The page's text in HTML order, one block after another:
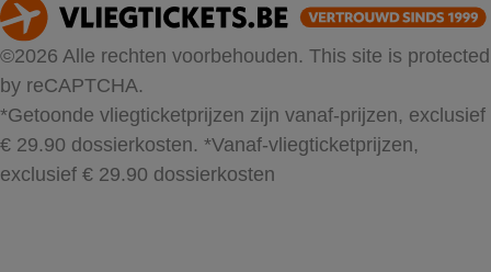
©2026 Alle rechten voorbehouden. This site is protected
by reCAPTCHA.
*Getoonde vliegticketprijzen zijn vanaf-prijzen, exclusief
€ 29.90 dossierkosten. *Vanaf-vliegticketprijzen,
exclusief € 29.90 dossierkosten